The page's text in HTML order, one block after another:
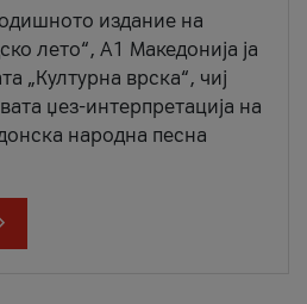
издание на
лето“, А1 Македонија ја
„Културна врска“, чиј
џез-интерпретација на
народна песна